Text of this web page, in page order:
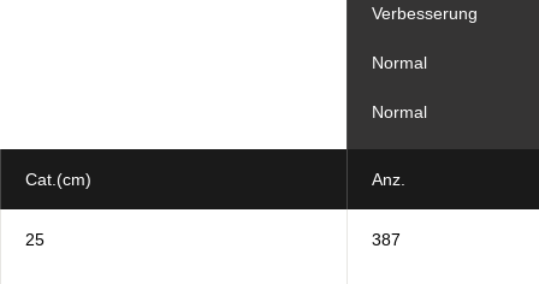
Verbesserung
Normal
Normal
Cat.(cm) Anz.
25 387